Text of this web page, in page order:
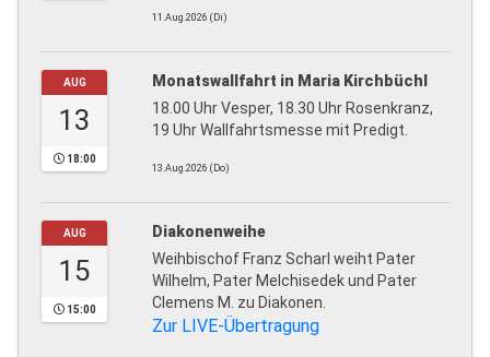
11.Aug.2026 (Di)
AUG
13
18:00
Monatswallfahrt in Maria Kirchbüchl
18.00 Uhr Vesper, 18.30 Uhr Rosenkranz,
19 Uhr Wallfahrtsmesse mit Predigt.
13.Aug.2026 (Do)
AUG
15
15:00
Diakonenweihe
Weihbischof Franz Scharl weiht Pater
Wilhelm, Pater Melchisedek und Pater
Clemens M. zu Diakonen.
Zur LIVE-Übertragung